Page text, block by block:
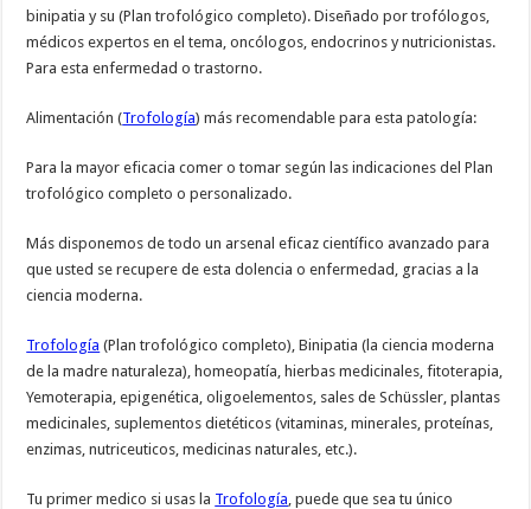
binipatia y su (Plan trofológico completo). Diseñado por trofólogos,
médicos expertos en el tema, oncólogos, endocrinos y nutricionistas.
Para esta enfermedad o trastorno.
Alimentación (Trofología) más recomendable para esta patología:
Para la mayor eficacia comer o tomar según las indicaciones del Plan
trofológico completo o personalizado.
Más disponemos de todo un arsenal eficaz científico avanzado para
que usted se recupere de esta dolencia o enfermedad, gracias a la
ciencia moderna.
Trofología (Plan trofológico completo), Binipatia (la ciencia moderna
de la madre naturaleza), homeopatía, hierbas medicinales, fitoterapia,
Yemoterapia, epigenética, oligoelementos, sales de Schüssler, plantas
medicinales, suplementos dietéticos (vitaminas, minerales, proteínas,
enzimas, nutriceuticos, medicinas naturales, etc.).
Tu primer medico si usas la Trofología , puede que sea tu único